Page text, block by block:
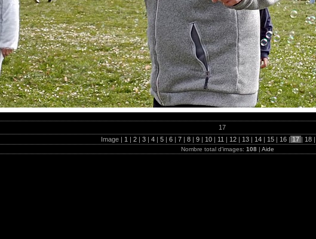
17
Image | 1 | 2 | 3 | 4 | 5 | 6 | 7 | 8 | 9 | 10 | 11 | 12 | 13 | 14 | 15 | 16 | 17 | 18 |
Nombre total d'images: 108 | Aide